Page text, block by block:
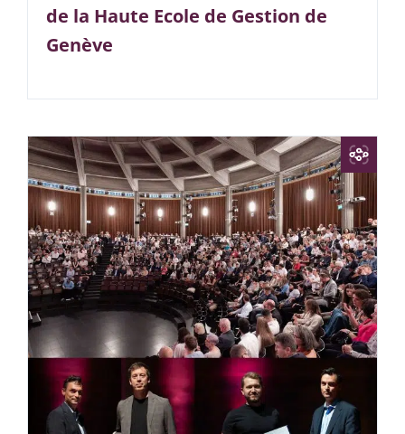
de la Haute Ecole de Gestion de
Genève